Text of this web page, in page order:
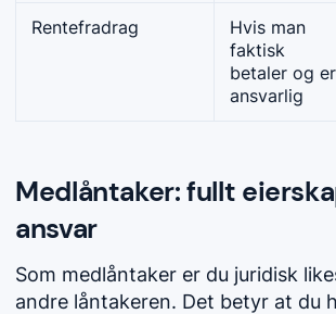
Rentefradrag
Hvis man
faktisk
betaler og er
ansvarlig
Medlåntaker: fullt
ansvar
Som medlåntaker er du juridisk
andre låntakeren. Det betyr at du